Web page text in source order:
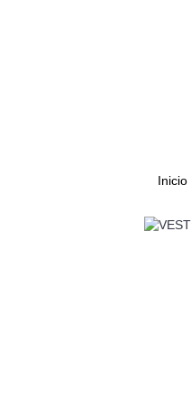
Inicio